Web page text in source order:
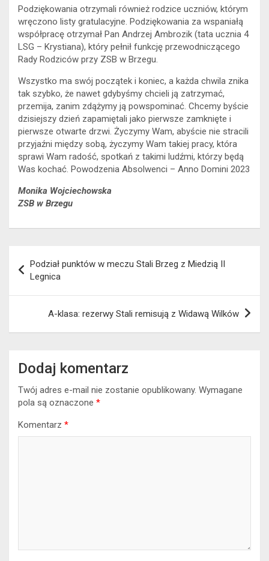
Podziękowania otrzymali również rodzice uczniów, którym
wręczono listy gratulacyjne. Podziękowania za wspaniałą
współpracę otrzymał Pan Andrzej Ambrozik (tata ucznia 4
LSG – Krystiana), który pełnił funkcję przewodniczącego
Rady Rodziców przy ZSB w Brzegu.
Wszystko ma swój początek i koniec, a każda chwila znika
tak szybko, że nawet gdybyśmy chcieli ją zatrzymać,
przemija, zanim zdążymy ją powspominać. Chcemy byście
dzisiejszy dzień zapamiętali jako pierwsze zamknięte i
pierwsze otwarte drzwi. Życzymy Wam, abyście nie stracili
przyjaźni między sobą, życzymy Wam takiej pracy, która
sprawi Wam radość, spotkań z takimi ludźmi, którzy będą
Was kochać. Powodzenia Absolwenci – Anno Domini 2023
Monika Wojciechowska
ZSB w Brzegu
wpisu
Podział punktów w meczu Stali Brzeg z Miedzią II
Legnica
A-klasa: rezerwy Stali remisują z Widawą Wilków
Dodaj komentarz
Twój adres e-mail nie zostanie opublikowany. Wymagane
pola są oznaczone *
Komentarz *